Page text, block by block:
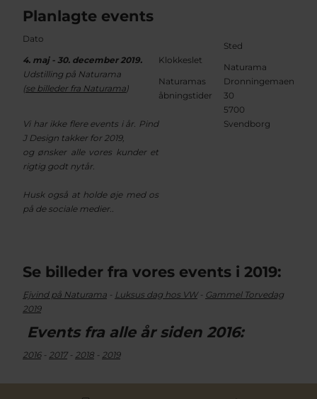
Planlagte events
Dato
4. maj - 30. december 2019.
Udstilling på Naturama
(se billeder fra Naturama)
Vi har ikke flere events i år. Pind
J Design takker for 2019,
og ønsker alle vores kunder et
rigtig godt nytår.
Husk også at holde øje med os
på de sociale medier..
Klokkeslet
Naturamas
åbningstider
Sted ​
Naturama
Dronningemaen
30
5700
Svendborg
Se billeder fra vores events i 2019:
Ejvind på Naturama - Luksus dag hos VW- Gammel Torvedag
2019
Events fra alle år siden 2016:
2016- 2017- 2018 - 2019